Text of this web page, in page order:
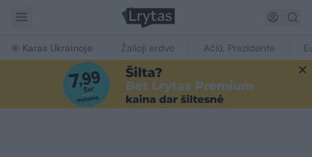
Karas Ukrainoje Žalioji erdvė Ačiū, Prezidente